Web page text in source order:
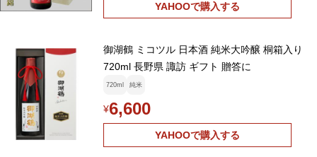
YAHOOで購入する
御湖鶴 ミコツル 日本酒 純米大吟醸 桐箱入り
720ml 長野県 諏訪 ギフト 贈答に
720ml 純米
¥6,600
YAHOOで購入する